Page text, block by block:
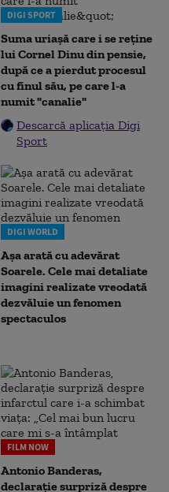
DIGI SPORT
Suma uriașă care i se reține
lui Cornel Dinu din pensie,
după ce a pierdut procesul
cu finul său, pe care l-a
numit "canalie"
Descarcă aplicația Digi
Sport
DIGI WORLD
Așa arată cu adevărat
Soarele. Cele mai detaliate
imagini realizate vreodată
dezvăluie un fenomen
spectaculos
FILM NOW
Antonio Banderas,
declarație surpriză despre